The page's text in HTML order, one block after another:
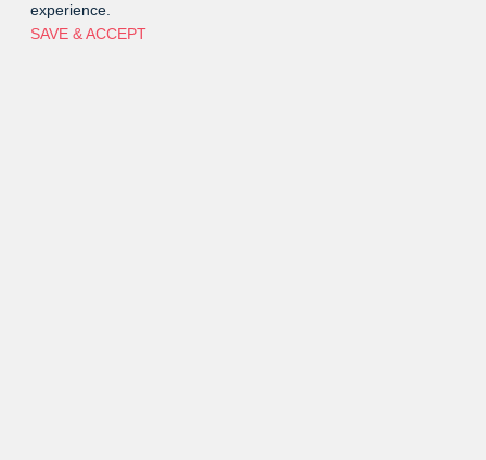
experience.
SAVE & ACCEPT